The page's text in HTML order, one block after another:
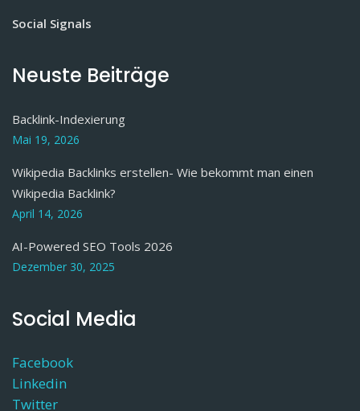
Social Signals
Neuste Beiträge
Backlink-Indexierung
Mai 19, 2026
Wikipedia Backlinks erstellen- Wie bekommt man einen
Wikipedia Backlink?
April 14, 2026
AI-Powered SEO Tools 2026
Dezember 30, 2025
Social Media
Facebook
Linkedin
Twitter